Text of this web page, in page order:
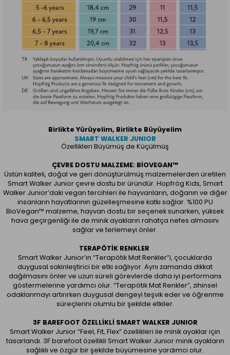
Birlikte Yürüyelim, Birlikte Büyüyelim
SMART WALKER JUNIOR
Özellikleri Büyümüş de Küçülmüş
ÇEVRE DOSTU MALZEME: BIOVEGAN™
Üstün kaliteli, doğal ve geri dönüştürülmüş malzemelerden üretilen
Smart Walker Junior çevre dostu bir üründür. Hopfrög Kids, Smart
Walker Junior’daki vegan tercihleri ile hayvanların, doğanın ve diğer
insanların hayatlarının güzelleşmesine katkı sağlar. %100 PU
BioVegan™ malzeme, hayvan dostu bir seçenek sunarken, yüksek
hava geçirgenliği ile de minik ayakların rahatça nefes almasını
sağlar ve terlemeyi önler.
TERAPÖTIK RENKLER
Smart Walker Junior’ın “Terapötik Mat Renkler”i, çocuklarda
duygusal sakinleştirici bir etki sağlıyor. Aynı zamanda dikkat
dağılmasını önler ve uzun süreli görevlerde daha iyi performans
göstermelerine yardımcı olur. “Terapötik Mat Renkler”, zihinsel
odaklanmayı artırırken duygusal dengeyi teşvik eder ve öğrenme
süreçlerini olumlu bir şekilde etkiler.
3F BAREFOOT ÖZELLIKLI SMART WALKER JUNIOR
Smart Walker Junior “Feel, Fit, Flex” özellikleri ile minik ayaklar için
tasarlandı. 3F barefoot özellikli Smart Walker Junior minik ayakların
sağlıklı ve özgür bir şekilde büyümesine yardımcı olur.